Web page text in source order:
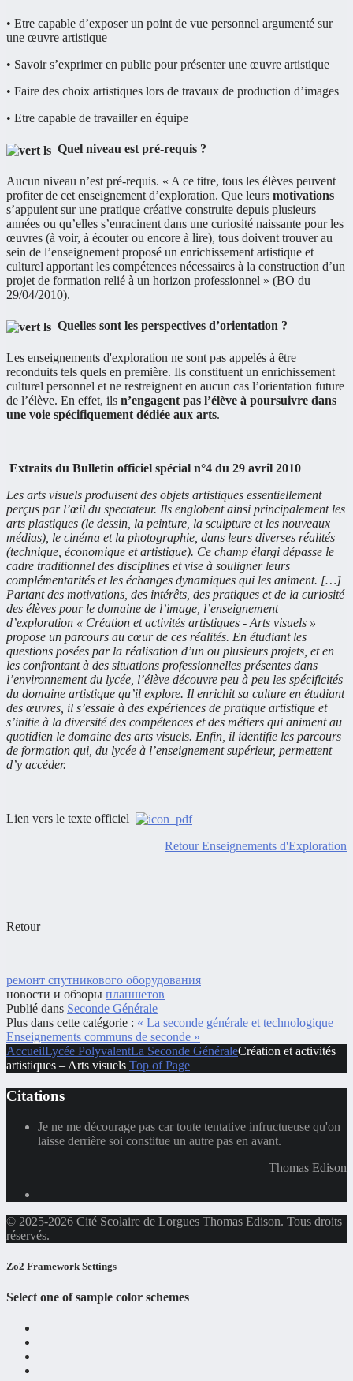
• Etre capable d’exposer un point de vue personnel argumenté sur
une œuvre artistique
• Savoir s’exprimer en public pour présenter une œuvre artistique
• Faire des choix artistiques lors de travaux de production d’images
• Etre capable de travailler en équipe
Quel niveau est pré-requis ?
Aucun niveau n’est pré-requis. « A ce titre, tous les élèves peuvent
profiter de cet enseignement d’exploration. Que leurs motivations
s’appuient sur une pratique créative construite depuis plusieurs
années ou qu’elles s’enracinent dans une curiosité naissante pour les
œuvres (à voir, à écouter ou encore à lire), tous doivent trouver au
sein de l’enseignement proposé un enrichissement artistique et
culturel apportant les compétences nécessaires à la construction d’un
projet de formation relié à un horizon professionnel » (BO du
29/04/2010).
Quelles sont les perspectives d’orientation ?
Les enseignements d'exploration ne sont pas appelés à être
reconduits tels quels en première. Ils constituent un enrichissement
culturel personnel et ne restreignent en aucun cas l’orientation future
de l’élève. En effet, ils n’engagent pas l’élève à poursuivre dans
une voie spécifiquement dédiée aux arts.
Extraits du Bulletin officiel spécial n°4 du 29 avril 2010
Les arts visuels produisent des objets artistiques essentiellement
perçus par l’œil du spectateur. Ils englobent ainsi principalement les
arts plastiques (le dessin, la peinture, la sculpture et les nouveaux
médias), le cinéma et la photographie, dans leurs diverses réalités
(technique, économique et artistique). Ce champ élargi dépasse le
cadre traditionnel des disciplines et vise à souligner leurs
complémentarités et les échanges dynamiques qui les animent. […]
Partant des motivations, des intérêts, des pratiques et de la curiosité
des élèves pour le domaine de l’image, l’enseignement
d’exploration « Création et activités artistiques - Arts visuels »
propose un parcours au cœur de ces réalités. En étudiant les
questions posées par la réalisation d’un ou plusieurs projets, et en
les confrontant à des situations professionnelles présentes dans
l’environnement du lycée, l’élève découvre peu à peu les spécificités
du domaine artistique qu’il explore. Il enrichit sa culture en étudiant
des œuvres, il s’essaie à des expériences de pratique artistique et
s’initie à la diversité des compétences et des métiers qui animent au
quotidien le domaine des arts visuels. Enfin, il identifie les parcours
de formation qui, du lycée à l’enseignement supérieur, permettent
d’y accéder.
Lien vers le texte officiel
Retour Enseignements d'Exploration
Retour
ремонт спутникового оборудования
новости и обзоры планшетов
Publié dans Seconde Générale
Plus dans cette catégorie : « La seconde générale et technologique
Enseignements communs de seconde »
AccueilLycée PolyvalentLa Seconde GénéraleCréation et activités
artistiques – Arts visuels Top of Page
Citations
Je ne me décourage pas car toute tentative infructueuse qu'on
laisse derrière soi constitue un autre pas en avant.
Thomas Edison
© 2025-2026 Cité Scolaire de Lorgues Thomas Edison. Tous droits
réservés.
Zo2 Framework Settings
Select one of sample color schemes